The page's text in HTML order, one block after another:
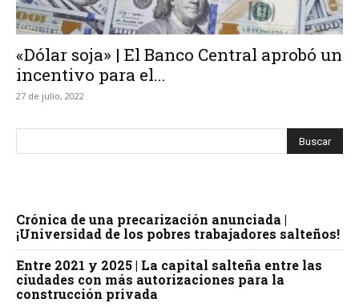
«Dólar soja» | El Banco Central aprobó un
incentivo para el...
27 de julio, 2022
Crónica de una precarización anunciada |
¡Universidad de los pobres trabajadores salteños!
Entre 2021 y 2025 | La capital salteña entre las
ciudades con más autorizaciones para la
construcción privada